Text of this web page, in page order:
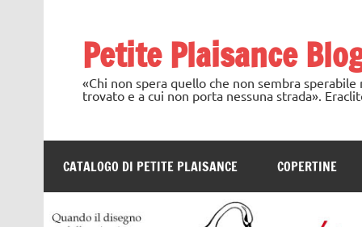
Petite Plaisance
«Chi non spera quello che non sembra
trovato e a cui non porta nessuna strada».
CATALOGO DI PETITE PLAISANCE COPERTINE